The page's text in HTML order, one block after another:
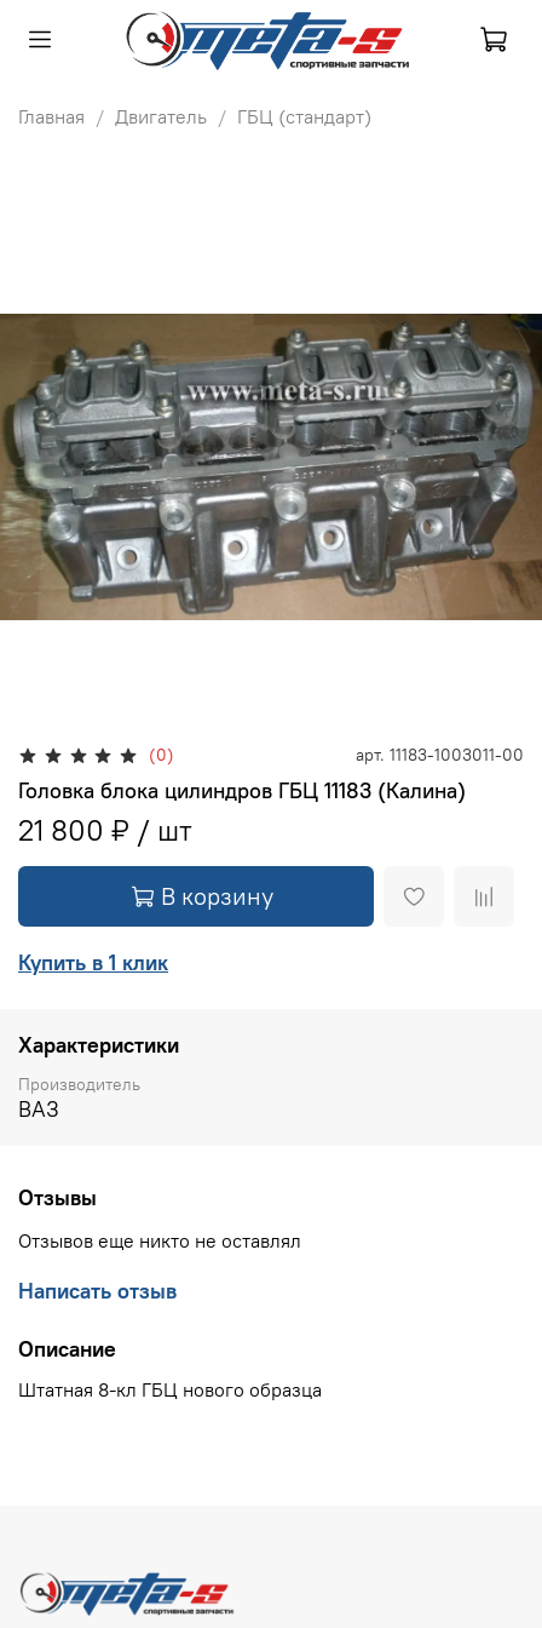
Главная Двигатель ГБЦ (стандарт)
(0) арт. 11183-1003011-00
Головка блока цилиндров ГБЦ 11183 (Калина)
21 800 ₽
В корзину
Купить в 1 клик
Характеристики
Производитель
ВАЗ
Отзывы
Отзывов еще никто не оставлял
Написать отзыв
Описание
Штатная 8-кл ГБЦ нового образца